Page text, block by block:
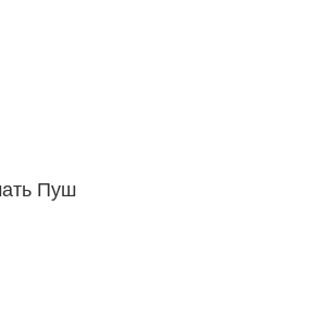
Пуш